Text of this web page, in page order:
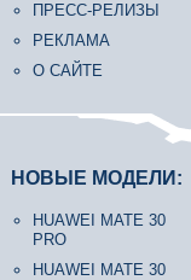
ПРЕСС-РЕЛИЗЫ
РЕКЛАМА
О САЙТЕ
НОВЫЕ МОДЕЛИ:
HUAWEI MATE 30
PRO
HUAWEI MATE 30